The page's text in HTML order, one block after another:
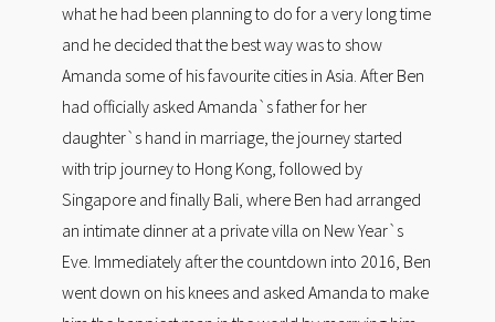
what he had been planning to do for a very long time
and he decided that the best way was to show
Amanda some of his favourite cities in Asia. After Ben
had officially asked Amanda`s father for her
daughter`s hand in marriage, the journey started
with trip journey to Hong Kong, followed by
Singapore and finally Bali, where Ben had arranged
an intimate dinner at a private villa on New Year`s
Eve. Immediately after the countdown into 2016, Ben
went down on his knees and asked Amanda to make